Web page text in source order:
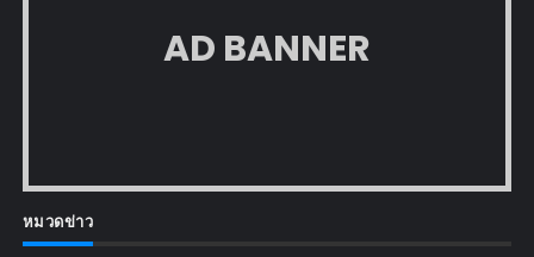
AD BANNER
หมวดข่าว